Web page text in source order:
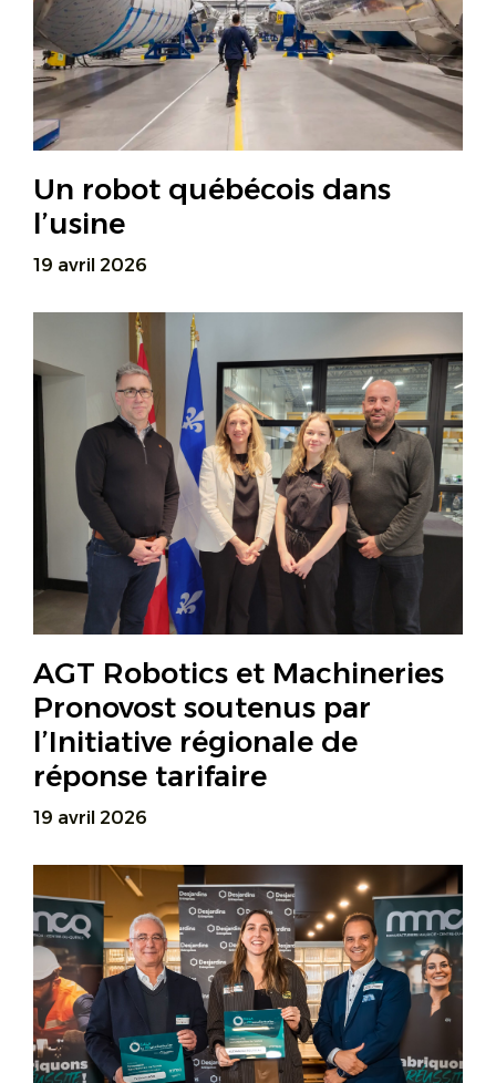
Un robot québécois dans
l’usine
19 avril 2026
AGT Robotics et Machineries
Pronovost soutenus par
l’Initiative régionale de
réponse tarifaire
19 avril 2026